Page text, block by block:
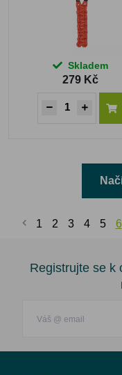
Skladem
279 Kč
1 2 3 4 5 6
Registrujte se k